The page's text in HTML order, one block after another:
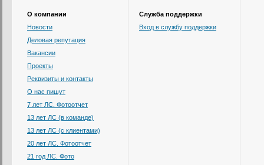
О компании
Новости
Деловая репутация
Вакансии
Проекты
Реквизиты и контакты
О нас пишут
7 лет ЛС. Фотоотчет
13 лет ЛС (в команде)
13 лет ЛС (с клиентами)
20 лет ЛС. Фотоотчет
21 год ЛС. Фото
Служба поддержки
Вход в службу поддержки